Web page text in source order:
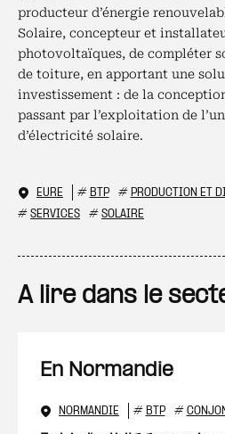
producteur d’énergie
Solaire, concepteur et
photovoltaïques, de compléter
de toiture, en apportant une
investissement : de la
passant par l’exploitation de
d’électricité solaire.
EURE # BTP # PRODUCTION ET
# SERVICES # SOLAIRE
A lire dans le
En Normandie
NORMANDIE # BTP #